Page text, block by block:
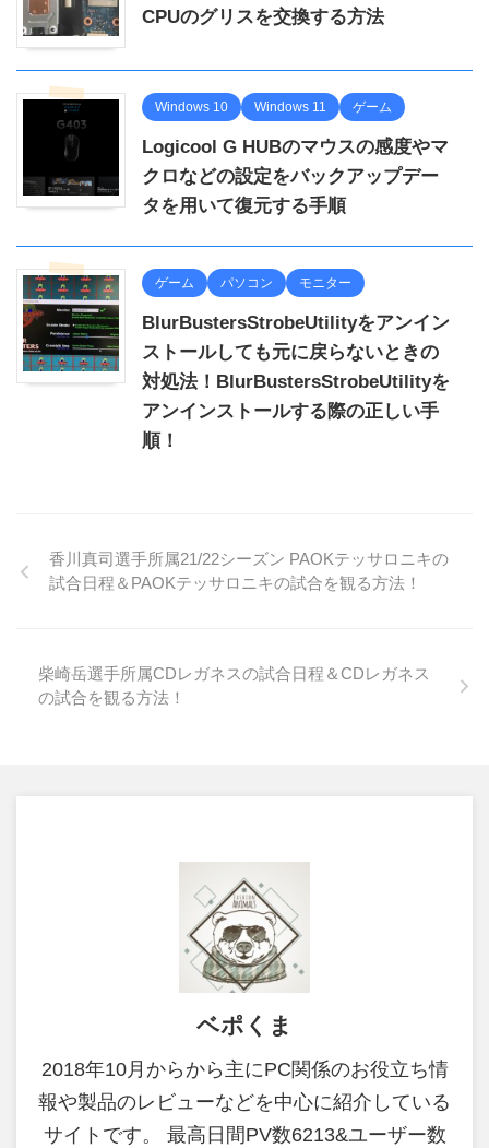
CPUのグリスを交換する方法
Windows 10 Windows 11 ゲーム
Logicool G HUBのマウスの感度やマ
クロなどの設定をバックアップデー
タを用いて復元する手順
ゲーム パソコン モニター
BlurBustersStrobeUtilityをアンイン
ストールしても元に戻らないときの
対処法！BlurBustersStrobeUtilityを
アンインストールする際の正しい手
順！
香川真司選手所属21/22シーズン PAOKテッサロニキの
試合日程＆PAOKテッサロニキの試合を観る方法！
柴崎岳選手所属CDレガネスの試合日程＆CDレガネス
の試合を観る方法！
ベポくま
2018年10月からから主にPC関係のお役立ち情
報や製品のレビューなどを中心に紹介している
サイトです。 最高日間PV数6213&ユーザー数